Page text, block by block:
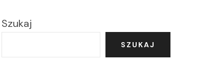
Szukaj
SZUKAJ